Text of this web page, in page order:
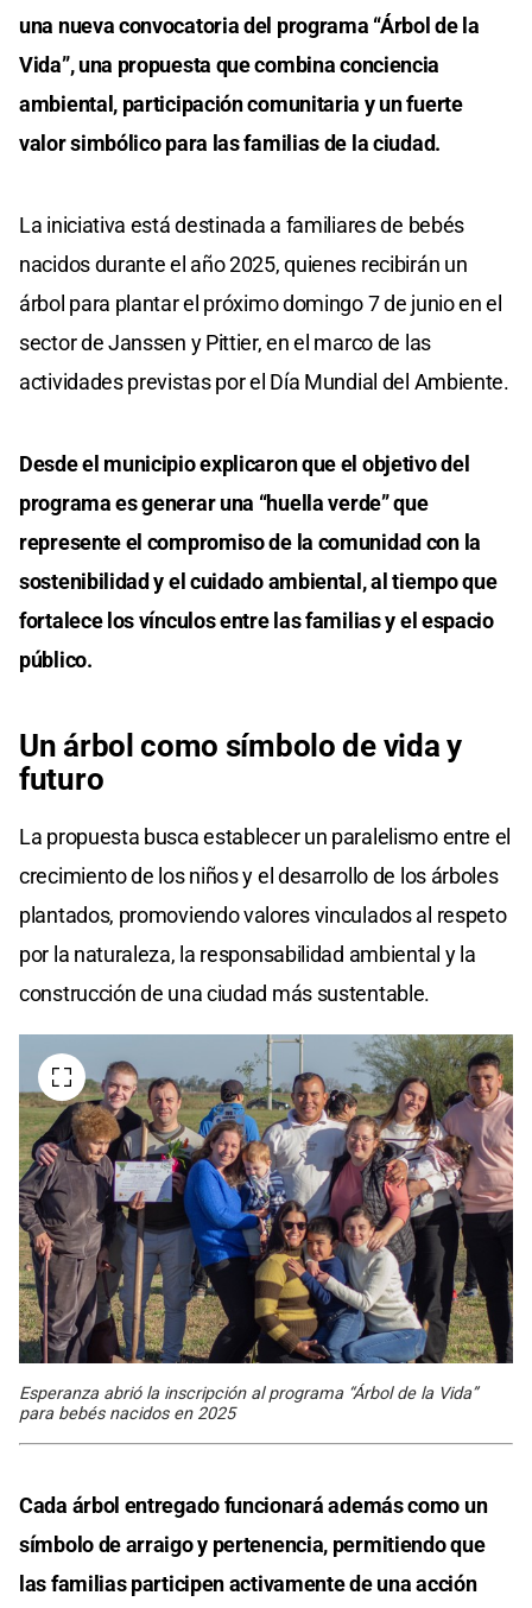
una nueva convocatoria del programa “Árbol de la
Vida”, una propuesta que combina conciencia
ambiental, participación comunitaria y un fuerte
valor simbólico para las familias de la ciudad.
La iniciativa está destinada a familiares de bebés
nacidos durante el año 2025, quienes recibirán un
árbol para plantar el próximo domingo 7 de junio en el
sector de Janssen y Pittier, en el marco de las
actividades previstas por el Día Mundial del Ambiente.
Desde el municipio explicaron que el objetivo del
programa es generar una “huella verde” que
represente el compromiso de la comunidad con la
sostenibilidad y el cuidado ambiental, al tiempo que
fortalece los vínculos entre las familias y el espacio
público.
Un árbol como símbolo de vida y
futuro
La propuesta busca establecer un paralelismo entre el
crecimiento de los niños y el desarrollo de los árboles
plantados, promoviendo valores vinculados al respeto
por la naturaleza, la responsabilidad ambiental y la
construcción de una ciudad más sustentable.
Esperanza abrió la inscripción al programa “Árbol de la Vida”
para bebés nacidos en 2025
Cada árbol entregado funcionará además como un
símbolo de arraigo y pertenencia, permitiendo que
las familias participen activamente de una acción